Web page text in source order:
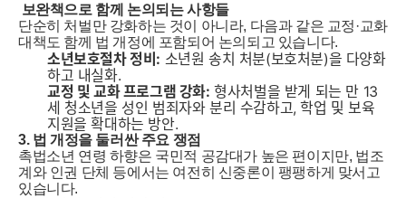
보완책으로 함께 논의되는 사항들
단순히 처벌만 강화하는 것이 아니라, 다음과 같은 교정·교화
대책도 함께 법 개정에 포함되어 논의되고 있습니다.
소년보호절차 정비: 소년원 송치 처분(보호처분)을 다양화
하고 내실화.
교정 및 교화 프로그램 강화: 형사처벌을 받게 되는 만 13
세 청소년을 성인 범죄자와 분리 수감하고, 학업 및 보육
지원을 확대하는 방안.
3. 법 개정을 둘러싼 주요 쟁점
촉법소년 연령 하향은 국민적 공감대가 높은 편이지만, 법조
계와 인권 단체 등에서는 여전히 신중론이 팽팽하게 맞서고
있습니다.